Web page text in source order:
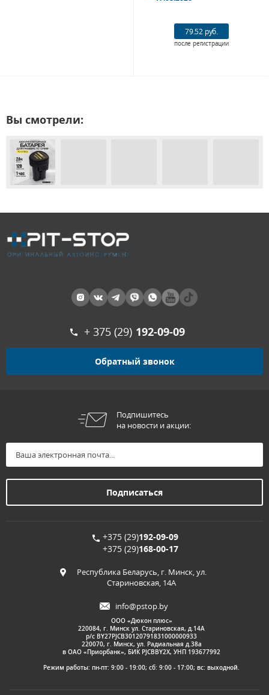
79.52 руб.
после регистрации
Вы смотрели:
+ 375 (29) 192-09-09
Обратный звонок
Подпишитесь
на новости и акции:
+375 (29)192-09-09
+375 (29)168-00-17
Республика Беларусь, г. Минск, ул.
Стариновская, 14А
info@pstop.by
ООО «Дюкон плюс»
220084, г. Минск ул. Стариновская, д.14А
р/с BY27PJCB30120791831000000933
220070, г. Минск, ул. Радиальная д.38а
в ОАО «Приорбанк», БИК PJCBBY2X, УНП 193677992
Режим работы: пн-пт: 9:00 - 19:00; сб: 9:00 - 17:00; вс: выходной.